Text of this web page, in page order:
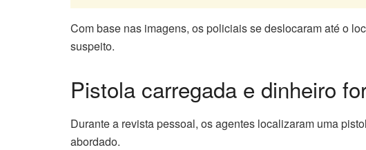
Com base nas imagens, os policiais se deslocaram até o
suspeito.
Pistola carregada e dinheiro
Durante a revista pessoal, os agentes localizaram uma
abordado.